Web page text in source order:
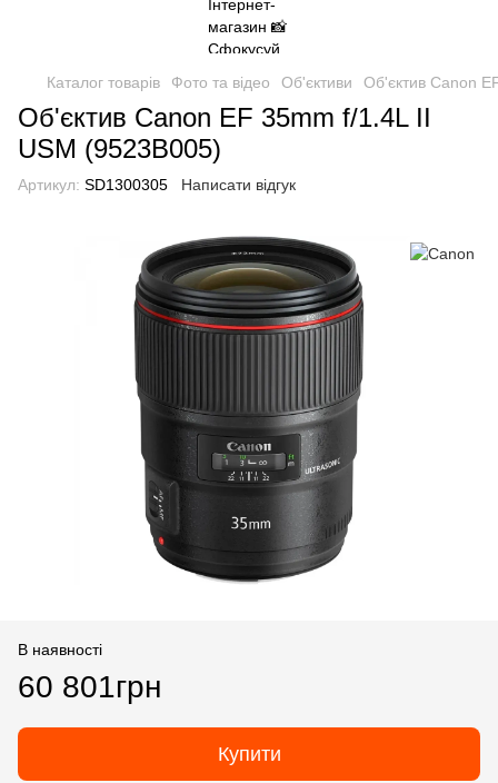
Каталог товарів Фото та відео Об'єктиви Об'єктив Canon
Об'єктив Canon EF 35mm f/1.4L II
USM (9523B005)
Артикул: SD1300305 Написати відгук
В наявності
60 801грн
Купити